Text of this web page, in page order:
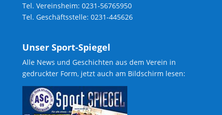
Tel. Vereinsheim: 0231-56765950
Tel. Geschäftsstelle: 0231-445626
Unser Sport-Spiegel
Alle News und Geschichten aus dem Verein in
gedruckter Form, jetzt auch am Bildschirm lesen: